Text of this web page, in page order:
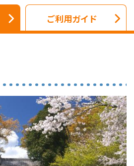
ご利用ガイド